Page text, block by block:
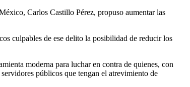
Carlos Castillo Pérez, propuso aumentar las
culpables de ese delito la posibilidad de reducir los
moderna para luchar en contra de quienes, con
públicos que tengan el atrevimiento de